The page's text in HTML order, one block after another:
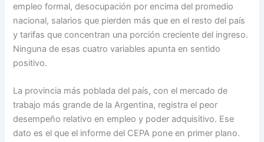
empleo formal, desocupación por encima del promedio
nacional, salarios que pierden más que en el resto del país
y tarifas que concentran una porción creciente del ingreso.
Ninguna de esas cuatro variables apunta en sentido
positivo.
La provincia más poblada del país, con el mercado de
trabajo más grande de la Argentina, registra el peor
desempeño relativo en empleo y poder adquisitivo. Ese
dato es el que el informe del CEPA pone en primer plano.